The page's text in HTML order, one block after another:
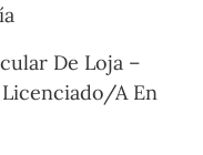
De Loja –
A En